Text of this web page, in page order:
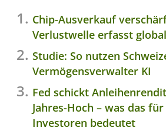
Chip-Ausverkauf
Verlustwelle erfasst
Studie: So nutzen
Vermögensverwalter KI
Fed schickt
Jahres-Hoch – was das
Investoren bedeutet